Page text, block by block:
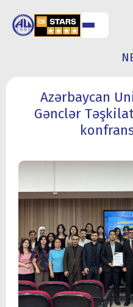
RESEARCH
ACTIVITY
Azərbaycan
Gənclər